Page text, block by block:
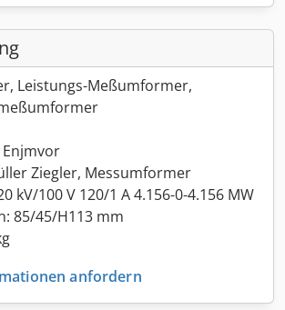
Leistungs-Meßumformer,
Ziegler, Messumformer
kV/100 V 120/1 A 4.156-0-4.156 MW
85/45/H113 mm
anfordern